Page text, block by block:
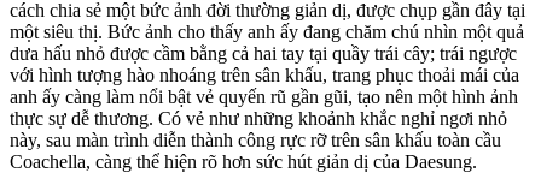
cách chia sẻ một bức ảnh đời thường giản dị, được chụp gần đây tại
một siêu thị. Bức ảnh cho thấy anh ấy đang chăm chú nhìn một quả
dưa hấu nhỏ được cầm bằng cả hai tay tại quầy trái cây; trái ngược
với hình tượng hào nhoáng trên sân khấu, trang phục thoải mái của
anh ấy càng làm nổi bật vẻ quyến rũ gần gũi, tạo nên một hình ảnh
thực sự dễ thương. Có vẻ như những khoảnh khắc nghỉ ngơi nhỏ
này, sau màn trình diễn thành công rực rỡ trên sân khấu toàn cầu
Coachella, càng thể hiện rõ hơn sức hút giản dị của Daesung.